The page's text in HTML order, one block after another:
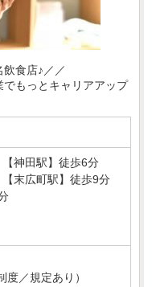
食店♪／／
もっとキャリアアップ
な方にもおすすめ♪
神田駅】徒歩6分
末広町駅】徒歩9分
分
／規定あり）